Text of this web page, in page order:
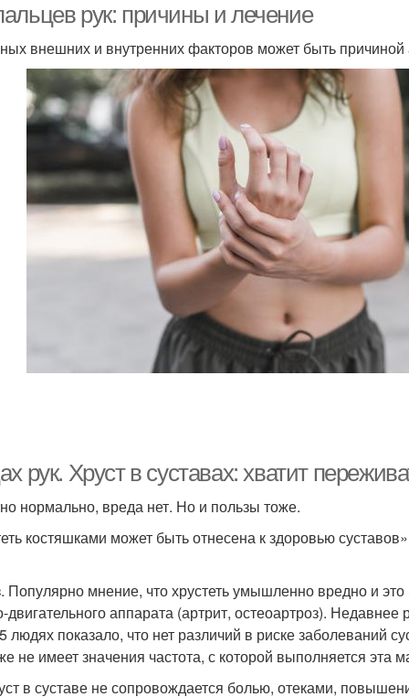
рук: причины и лечение
внешних и внутренних факторов может быть причиной
рук. Хруст в суставах: хватит
нормально, вреда нет. Но и пользы тоже.
костяшками может быть отнесена к здоровью
Популярно мнение, что хрустеть умышленно вредно и
аппарата (артрит, остеоартроз). Недавнее
людях показало, что нет различий в риске заболеваний
не имеет значения частота, с которой выполняется эта
в суставе не сопровождается болью, отеками,